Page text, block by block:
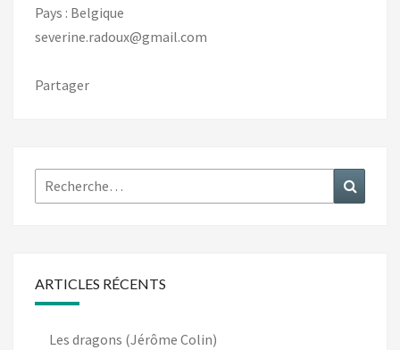
Pays : Belgique
severine.radoux@gmail.com
Partager
Rechercher :
ARTICLES RÉCENTS
Les dragons (Jérôme Colin)